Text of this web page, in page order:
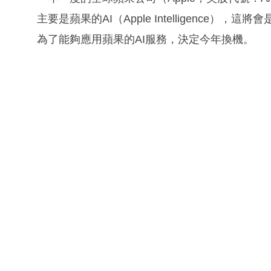
主要是蘋果的AI（Apple Intelligence），這將
為了能夠應用蘋果的AI服務，決定今年換機。